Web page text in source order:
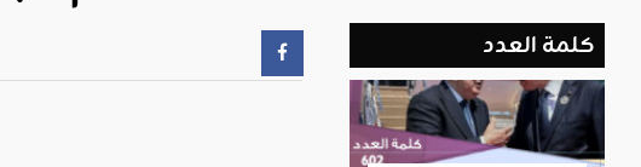
كلمة العدد